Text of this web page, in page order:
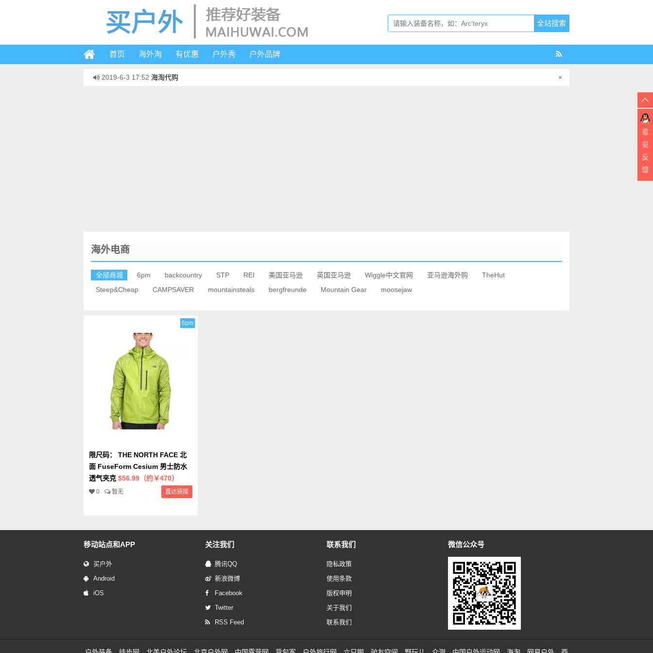
首页 海外淘 有优惠 户外秀 户外品牌
2019-6-3 17:52 海淘代购 ×
海外电商
全部商城 6pm backcountry STP REI 美国亚马逊 英国亚马逊 Wiggle中文官网 亚马逊海外购
TheHut
Steep&Cheap
CAMPSAVER mountainsteals bergfreunde Mountain Gear moosejaw
6pm
限尺码： THE NORTH FACE 北
面 FuseForm Cesium 男士防水
透气夹克 $56.99（约￥470）
0 暂无 直达链接
移动站点和APP
买户外
Android
iOS
关注我们
腾讯QQ
新浪微博
Facebook
Twitter
RSS Feed
联系我们
隐私政策
使用条款
版权申明
关于我们
联系我们
微信公众号
意
见
反
馈